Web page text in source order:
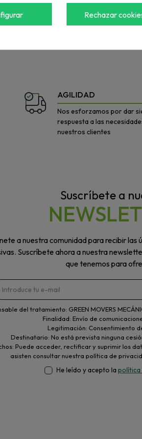
ver el precio Accede
AGILIDAD
Nos esforzamos por dar
respuesta a las
nuestros clientes
Suscríbete a
a nuestra comunidad para recibir las
Suscríbete ahora a nuestra
que tenemos para
del tratamiento: GREEN MOVERS
Finalidad: Envío de
Legitimación: Consentimiento
Destinatario: No está prevista ninguna
Puede acceder, rectificar y suprimir los
asisten consultar nuestra política de
He leído y acepto la política
Rechazar